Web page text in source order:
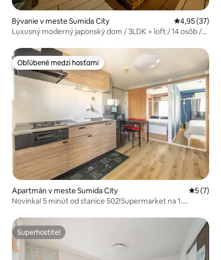
Bývanie v meste Sumida City Priemerné
4,95 (37)
Luxusný moderný japonský dom / 3LDK + loft / 14 osôb /
Obľúbené medzi hosťami
Obľúbené medzi hosťami
Apartmán v meste Sumida City
5 (7)
Novinka! 5 minút od stanice 502!Supermarket na 1.
/ Vysokorýchlostné Wi-Fi / Samostatný check-in / Max. 6
osôb
Superhostiteľ
Superhostiteľ